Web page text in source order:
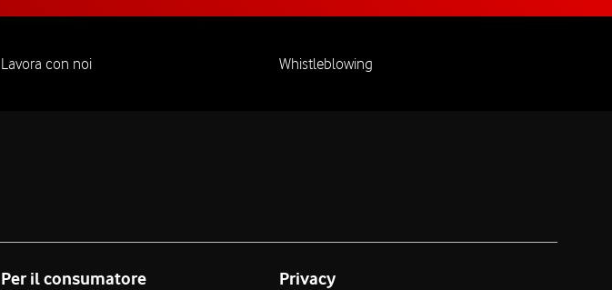
Lavora con noi Whistleblowing
Per il consumatore Privacy